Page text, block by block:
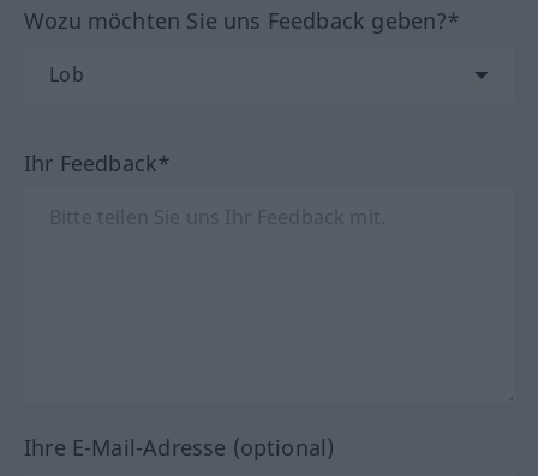
Wozu möchten Sie uns Feedback geben?*
Ihr Feedback*
Ihre E-Mail-Adresse (optional)